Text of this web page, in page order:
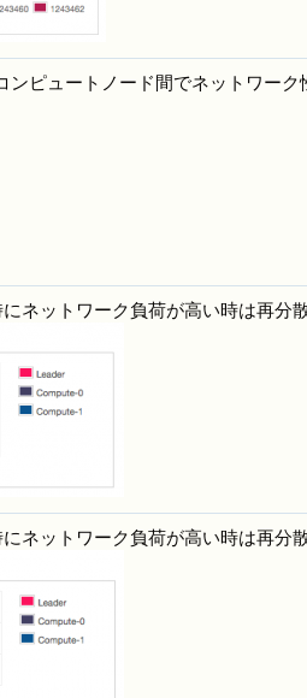
ピュートノード間でネットワー
ネットワーク負荷が高い時は再分
ネットワーク負荷が高い時は再分